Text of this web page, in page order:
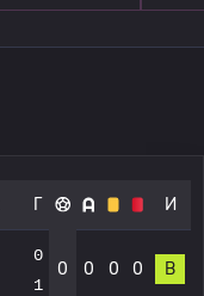
Г И
0
1
0 0 0 0 В